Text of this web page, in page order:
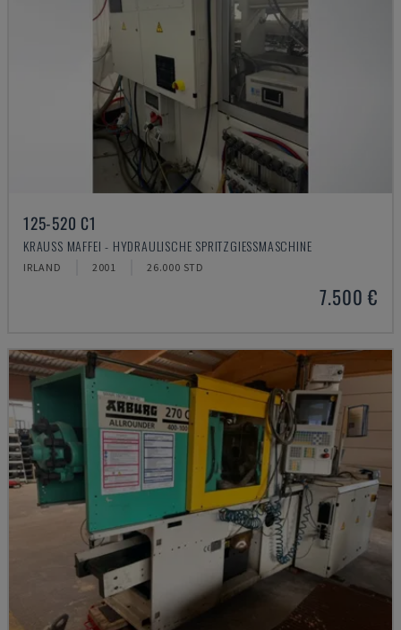
125-520 C1
KRAUSS MAFFEI - HYDRAULISCHE SPRITZGIESSMASCHINE
IRLAND 2001 26.000 STD
7.500 €